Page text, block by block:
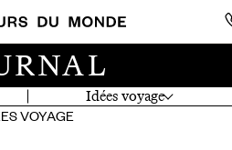
Idées voyage
VOYAGE